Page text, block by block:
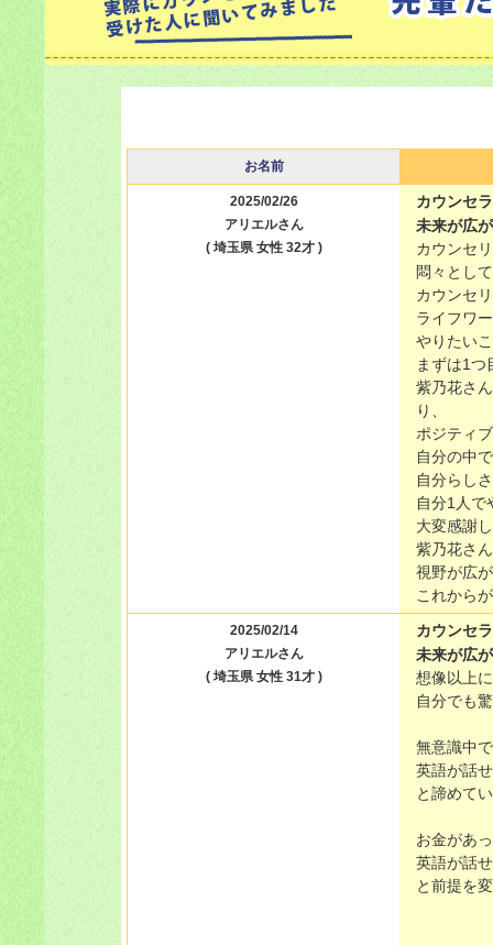
お名前
2025/02/26
アリエルさん
( 埼玉県 女性 32才 )
カウンセ
未来が広
カウンセ
悶々とし
カウンセ
ライフワ
やりたい
まずは1つ
紫乃花さ
り、
ポジティ
自分の中
自分らし
自分1人で
大変感謝
紫乃花さ
視野が広
これから
2025/02/14
アリエルさん
( 埼玉県 女性 31才 )
カウンセ
未来が広
想像以上
自分でも
無意識中
英語が話
と諦めて
お金があ
英語が話
と前提を